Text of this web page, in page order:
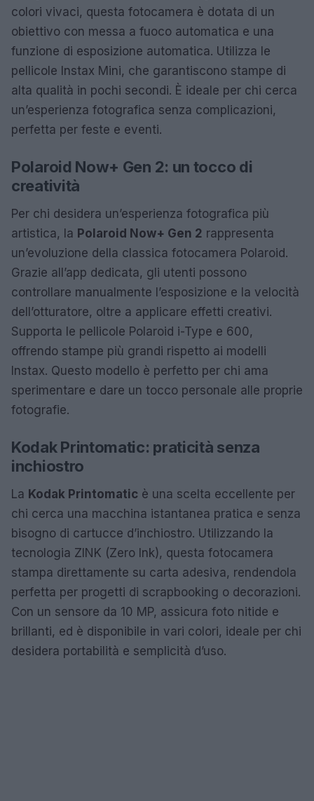
colori vivaci, questa fotocamera è dotata di un
obiettivo con messa a fuoco automatica e una
funzione di esposizione automatica. Utilizza le
pellicole Instax Mini, che garantiscono stampe di
alta qualità in pochi secondi. È ideale per chi cerca
un’esperienza fotografica senza complicazioni,
perfetta per feste e eventi.
Polaroid Now+ Gen 2: un tocco di
creatività
Per chi desidera un’esperienza fotografica più
artistica, la Polaroid Now+ Gen 2 rappresenta
un’evoluzione della classica fotocamera Polaroid.
Grazie all’app dedicata, gli utenti possono
controllare manualmente l’esposizione e la velocità
dell’otturatore, oltre a applicare effetti creativi.
Supporta le pellicole Polaroid i-Type e 600,
offrendo stampe più grandi rispetto ai modelli
Instax. Questo modello è perfetto per chi ama
sperimentare e dare un tocco personale alle proprie
fotografie.
Kodak Printomatic: praticità senza
inchiostro
La Kodak Printomatic è una scelta eccellente per
chi cerca una macchina istantanea pratica e senza
bisogno di cartucce d’inchiostro. Utilizzando la
tecnologia ZINK (Zero Ink), questa fotocamera
stampa direttamente su carta adesiva, rendendola
perfetta per progetti di scrapbooking o decorazioni.
Con un sensore da 10 MP, assicura foto nitide e
brillanti, ed è disponibile in vari colori, ideale per chi
desidera portabilità e semplicità d’uso.